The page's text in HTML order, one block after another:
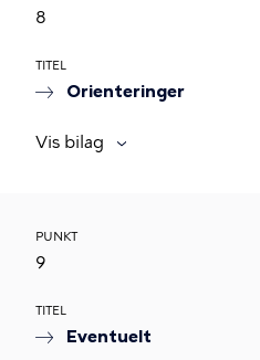
8
TITEL
Orienteringer
Vis bilag
PUNKT
9
TITEL
Eventuelt